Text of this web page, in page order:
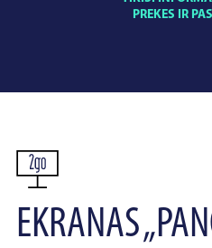
PREKES IR
EKRANAS